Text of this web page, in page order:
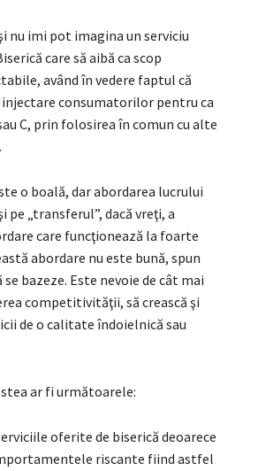
nu imi pot imagina un serviciu
care să aibă ca scop
având în vedere faptul că
consumatorilor pentru ca
C, prin folosirea în comun cu alte
o boală, dar abordarea lucrului
„transferul”, dacă vreţi, a
care funcţionează la foarte
abordare nu este bună, spun
bazeze. Este nevoie de cât mai
competitivităţii, să crească şi
de o calitate îndoielnică sau
ar fi următoarele:
oferite de biserică deoarece
riscante fiind astfel